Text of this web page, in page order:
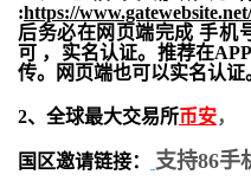
:https://
后务必在网页端完成 手机
可 ，实名认证。推荐在
传。网页端也可以实名认证
2、全球最大交易所币安，
国区邀请链接： 支持86手